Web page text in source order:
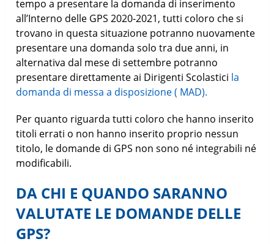
tempo a presentare la domanda di inserimento
all’Interno delle GPS 2020-2021, tutti coloro che si
trovano in questa situazione potranno nuovamente
presentare una domanda solo tra due anni, in
alternativa dal mese di settembre potranno
presentare direttamente ai Dirigenti Scolastici la
domanda di messa a disposizione ( MAD).
Per quanto riguarda tutti coloro che hanno inserito
titoli errati o non hanno inserito proprio nessun
titolo, le domande di GPS non sono né integrabili né
modificabili.
DA CHI E QUANDO SARANNO
VALUTATE LE DOMANDE DELLE
GPS?